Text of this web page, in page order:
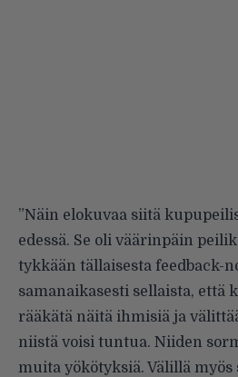
”Näin elokuvaa siitä
edessä. Se oli väärinpäin
tykkään tällaisesta feedback-
samanaikasesti sellaista, että
rääkätä näitä ihmisiä ja
niistä voisi tuntua. Niiden
muita yökötyksiä. Välillä myös